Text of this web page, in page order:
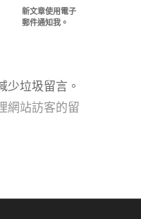
新文章使用電子
郵件通知我。
少垃圾留言。
網站訪客的留